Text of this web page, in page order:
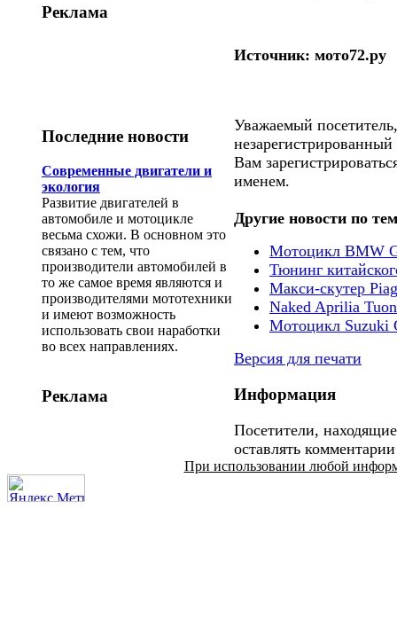
Реклама
Последние новости
Современные двигатели и
экология
Развитие двигателей в
автомобиле и мотоцикле
весьма схожи. В основном это
связано с тем, что
производители автомобилей в
то же самое время являются и
производителями мототехники
и имеют возможность
использовать свои наработки
во всех направлениях.
Реклама
Источник: мото72.ру
Уважаемый
Вам
именем.
Другие новости по
Мотоцикл BMW
Тюнинг
Макси-скутер
Naked Aprilia
Мотоцикл Suzuki
Версия для печати
Информация
Посетители,
оставлять
При использовании любой